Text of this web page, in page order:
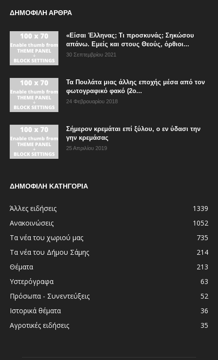
ΔΗΜΟΦΙΛΗ ΑΡΘΡΑ
«Είσαι Έλληνας; Τι προσκυνάς; Σηκώσου
απάνω. Εμείς και στους Θεούς, όρθιοι...
30 Σεπτεμβρίου 2021
Τα Πουλάτα μιας άλλης εποχής μέσα από τον
φωτογραφικό φακό (2ο...
24 Φεβρουαρίου 2018
Σήμερον κρεμάται επί ξύλου, ο εν ύδασι την
γην κρεμάσας
25 Απριλίου 2019
ΔΗΜΟΦΙΛΗ ΚΑΤΗΓΟΡΙΑ
Άλλες ειδήσεις
1339
Ανακοινώσεις
1052
Τα νέα του χωριού μας
735
Τα νέα του Δήμου Σάμης
214
Θέματα
213
Υστερόγραφα
63
Πρόσωπα - Συνεντεύξεις
52
Ιστορικά θέματα
36
Αγροτικές ειδήσεις
35